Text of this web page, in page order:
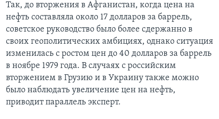
Так, до вторжения в Афганистан, когда цена на
нефть составляла около 17 долларов за баррель,
советское руководство было более сдержанно в
своих геополитических амбициях, однако ситуация
изменилась с ростом цен до 40 долларов за баррель
в ноябре 1979 года. В случаях с российским
вторжением в Грузию и в Украину также можно
было наблюдать увеличение цен на нефть,
приводит параллель эксперт.